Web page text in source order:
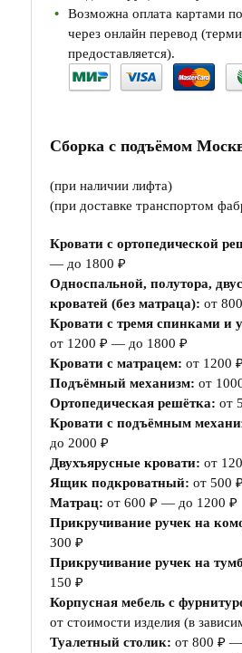
Возможна оплата картами
через онлайн перевод
предоставляется).
Сборка с подъёмом
(при наличии лифта)
(при доставке транспортом
Кровати с ортопедической
— до 1800 ₽
Односпальной, полутора,
кроватей (без матраца): от
Кровати с тремя спинками и
от 1200 ₽ — до 1800 ₽
Кровати с матрацем: от 1200
Подъёмный механизм: от
Ортопедическая решётка: от
Кровати с подъёмным
до 2000 ₽
Двухъярусные кровати: от
Ящик подкроватный: от 500
Матрац: от 600 ₽ — до 1200 ₽
Прикручивание ручек на
300 ₽
Прикручивание ручек на
150 ₽
Корпусная мебель с
от стоимости изделия (в
Туалетный столик: от 800 ₽